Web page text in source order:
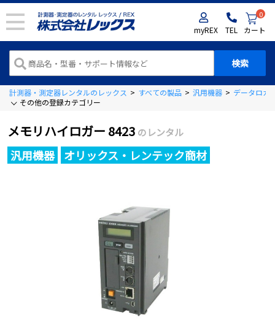
myREX TEL
0
カート
計測器・測定器レンタルのレックス > すべての製品 > 汎用機器 > データロガ
その他の登録カテゴリー
メモリハイロガー 8423 のレンタル
汎用機器 オリックス・レンテック商材